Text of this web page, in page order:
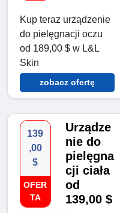
Kup teraz urządzenie
do pielęgnacji oczu
od 189,00 $ w L&L
Skin
zobacz ofertę
139
,00
$
OFER
TA
Urządze
nie do
pielęgna
cji ciała
od
139,00 $